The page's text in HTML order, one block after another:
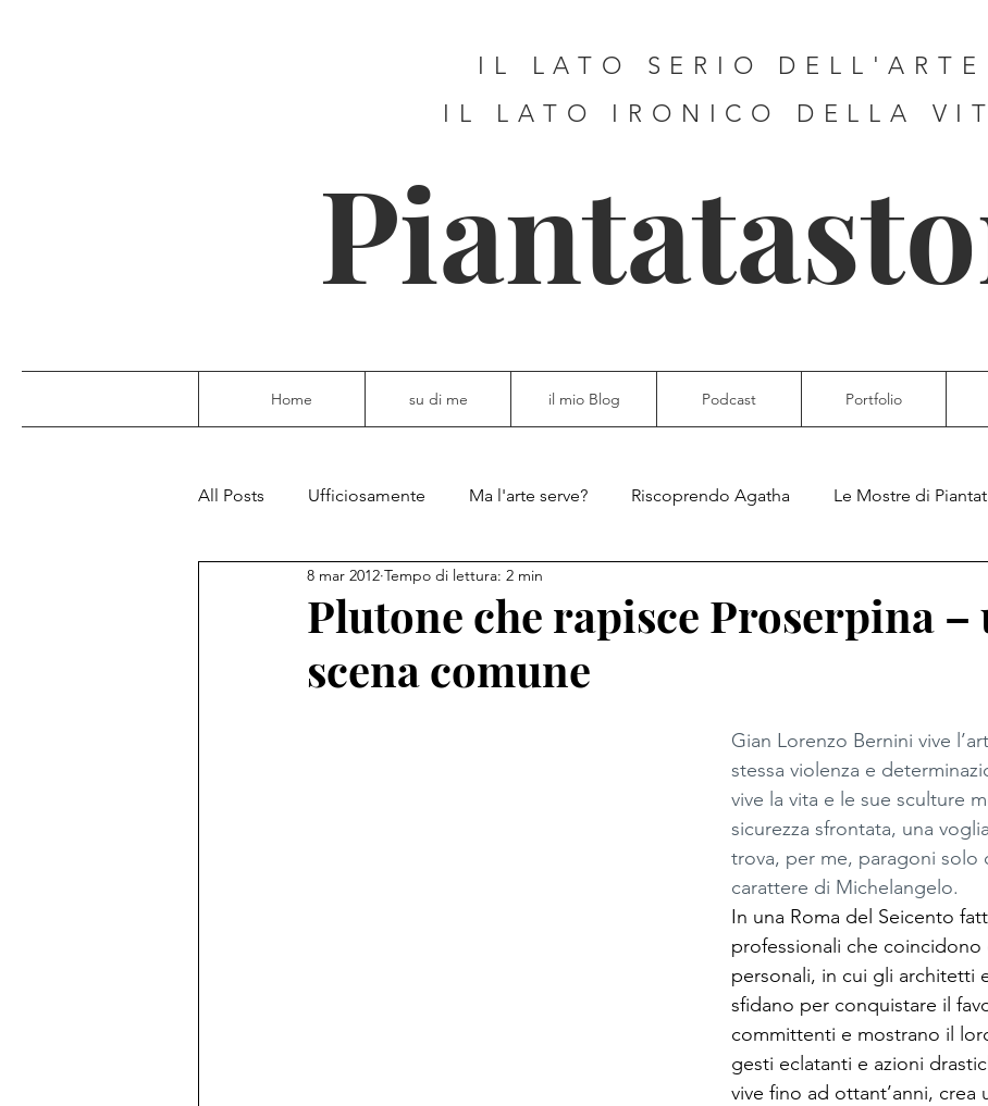
IL LATO SERIO DELL'ARTE
IL LATO IRONICO DELLA
Home su di me il mio Blog Podcast Portfolio
All Posts Ufficiosamente Ma l'arte serve? Riscoprendo Agatha Le Mostre di
PiantataStorta Contemporanea Le ricette di Piantatastorta
My Top 5
Plutone che rapisce Proserpina –
scena comune
8 mar 2012 Tempo di lettura: 2 min
Gian Lorenzo Bernini vive
stessa violenza e
vive la vita e le sue sculture
sicurezza sfrontata, una
trova, per me, paragoni solo
carattere di Michelangelo.
In una Roma del Seicento
professionali che coincidono
personali, in cui gli architetti
sfidano per conquistare il
committenti e mostrano il
gesti eclatanti e azioni
vive fino ad ottant’anni, crea